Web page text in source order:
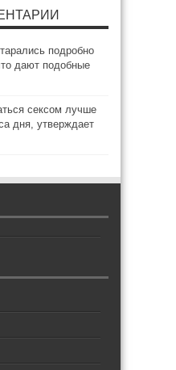
подробно
дают подобные
сексом лучше
дня, утверждает